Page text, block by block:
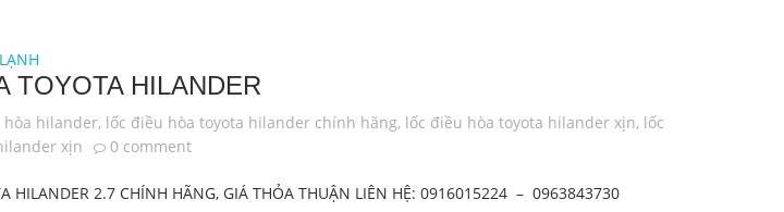
TOYOTA HILANDER
hòa hilander, lốc điều hòa toyota hilander chính hãng, lốc điều hòa toyota hilander xịn, lốc
xịn 0 comment
HILANDER 2.7 CHÍNH HÃNG, GIÁ THỎA THUẬN LIÊN HỆ: 0916015224 – 0963843730